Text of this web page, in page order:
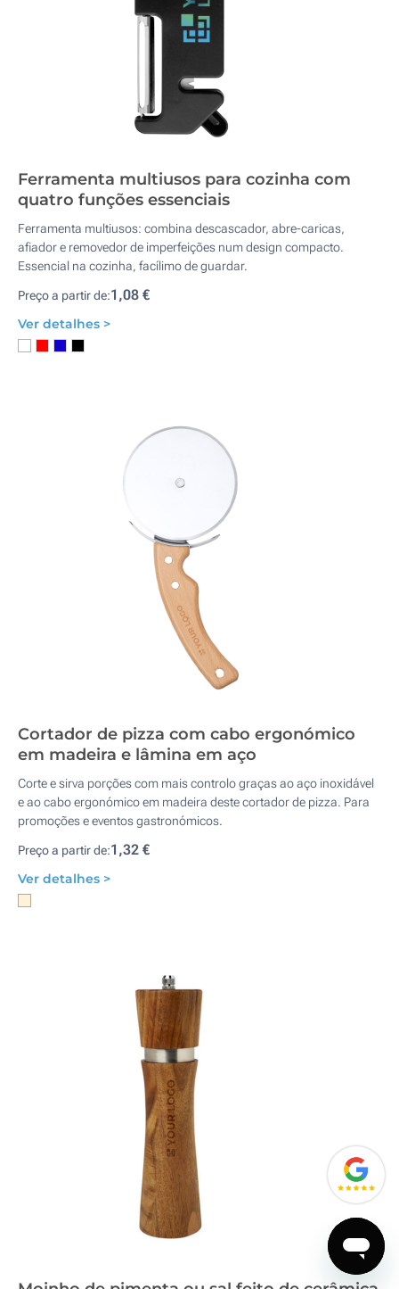
Ferramenta multiusos para cozinha com
quatro funções essenciais
Ferramenta multiusos: combina descascador, abre-caricas,
afiador e removedor de imperfeições num design compacto.
Essencial na cozinha, facílimo de guardar.
Preço a partir de:1,08 €
Ver detalhes >
Cortador de pizza com cabo ergonómico
em madeira e lâmina em aço
Corte e sirva porções com mais controlo graças ao aço inoxidável
e ao cabo ergonómico em madeira deste cortador de pizza. Para
promoções e eventos gastronómicos.
Preço a partir de:1,32 €
Ver detalhes >